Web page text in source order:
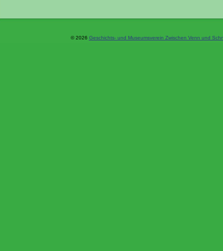
© 2026 Geschichts- und Museumsverein Zwischen Venn und